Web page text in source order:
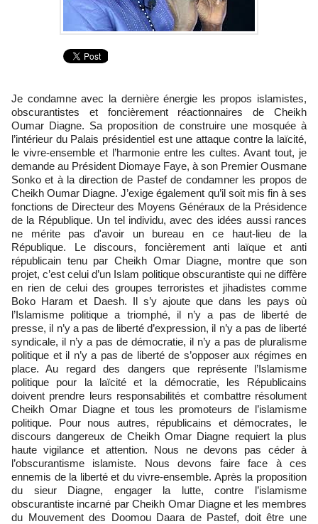
Je condamne avec la dernière énergie les propos islamistes,
obscurantistes et foncièrement réactionnaires de Cheikh
Oumar Diagne. Sa proposition de construire une mosquée à
l’intérieur du Palais présidentiel est une attaque contre la laïcité,
le vivre-ensemble et l’harmonie entre les cultes. Avant tout, je
demande au Président Diomaye Faye, à son Premier Ousmane
Sonko et à la direction de Pastef de condamner les propos de
Cheikh Oumar Diagne. J’exige également qu’il soit mis fin à ses
fonctions de Directeur des Moyens Généraux de la Présidence
de la République. Un tel individu, avec des idées aussi rances
ne mérite pas d'avoir un bureau en ce haut-lieu de la
République. Le discours, foncièrement anti laïque et anti
républicain tenu par Cheikh Omar Diagne, montre que son
projet, c’est celui d’un Islam politique obscurantiste qui ne diffère
en rien de celui des groupes terroristes et jihadistes comme
Boko Haram et Daesh. Il s’y ajoute que dans les pays où
l’Islamisme politique a triomphé, il n’y a pas de liberté de
presse, il n’y a pas de liberté d’expression, il n’y a pas de liberté
syndicale, il n’y a pas de démocratie, il n’y a pas de pluralisme
politique et il n’y a pas de liberté de s’opposer aux régimes en
place. Au regard des dangers que représente l’Islamisme
politique pour la laïcité et la démocratie, les Républicains
doivent prendre leurs responsabilités et combattre résolument
Cheikh Omar Diagne et tous les promoteurs de l’islamisme
politique. Pour nous autres, républicains et démocrates, le
discours dangereux de Cheikh Omar Diagne requiert la plus
haute vigilance et attention. Nous ne devons pas céder à
l’obscurantisme islamiste. Nous devons faire face à ces
ennemis de la liberté et du vivre-ensemble. Après la proposition
du sieur Diagne, engager la lutte, contre l’islamisme
obscurantiste incarné par Cheikh Omar Diagne et les membres
du Mouvement des Doomou Daara de Pastef, doit être une